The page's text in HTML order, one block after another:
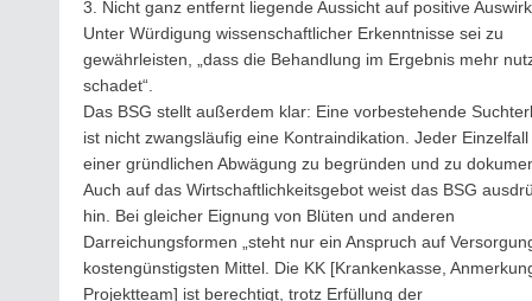
3. Nicht ganz entfernt liegende Aussicht auf positive
Unter Würdigung wissenschaftlicher Erkenntnisse sei zu
gewährleisten, „dass die Behandlung im Ergebnis mehr
schadet“.
Das BSG stellt außerdem klar: Eine vorbestehende
ist nicht zwangsläufig eine Kontraindikation. Jeder
einer gründlichen Abwägung zu begründen und zu
Auch auf das Wirtschaftlichkeitsgebot weist das BSG
hin. Bei gleicher Eignung von Blüten und anderen
Darreichungsformen „steht nur ein Anspruch auf
kostengünstigsten Mittel. Die KK [Krankenkasse,
Projektteam] ist berechtigt, trotz Erfüllung der